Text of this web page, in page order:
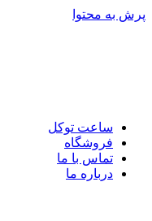
پرش به محتوا
ساعت توکل
فروشگاه
تماس با ما
درباره ما